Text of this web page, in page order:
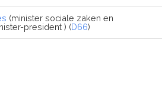
(minister sociale zaken en
president ) (D66)